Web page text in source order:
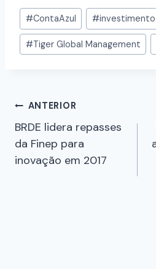
#ContaAzul #investimento
#Tiger Global Management
ANTERIOR
BRDE lidera repasses
da Finep para
inovação em 2017